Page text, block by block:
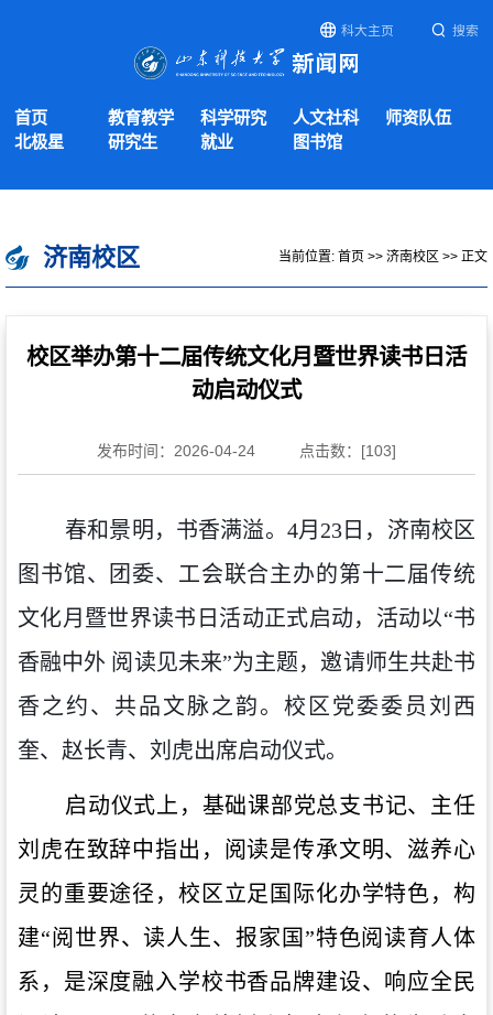
科大主页 搜索
首页 教育教学 科学研究 人文社科
师资队伍
北极星
研究生 就业 图书馆
济南校区 当前位置: 首页 >> 济南校区 >> 正文
校区举办第十二届传统文化月暨世界读书日活
动启动仪式
发布时间：2026-04-24 点击数：[103]
春和景明，书香满溢。 4月23日，济南校区
图书馆、团委、工会联合主办的第十二届传统
文化月暨世界读书日活动正式启动，活动以“书
香融中外 阅读见未来”为主题，邀请师生共赴书
香之约、共品文脉之韵。校区党委委员刘西
奎、赵长青、刘虎出席启动仪式。
启动仪式上，基础课部党总支书记、主任
刘虎在致辞中指出，阅读是传承文明、滋养心
灵的重要途径，校区立足国际化办学特色，构
建“阅世界、读人生、报家国”特色阅读育人体
系，是深度融入学校书香品牌建设、响应全民